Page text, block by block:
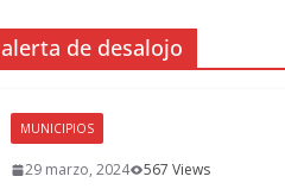
alerta de desalojo
MUNICIPIOS
29 marzo, 2024 567 Views